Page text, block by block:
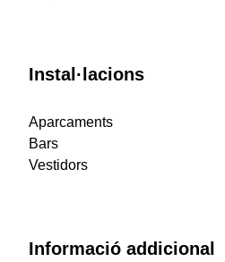
Instal·lacions
Aparcaments
Bars
Vestidors
Informació addicional